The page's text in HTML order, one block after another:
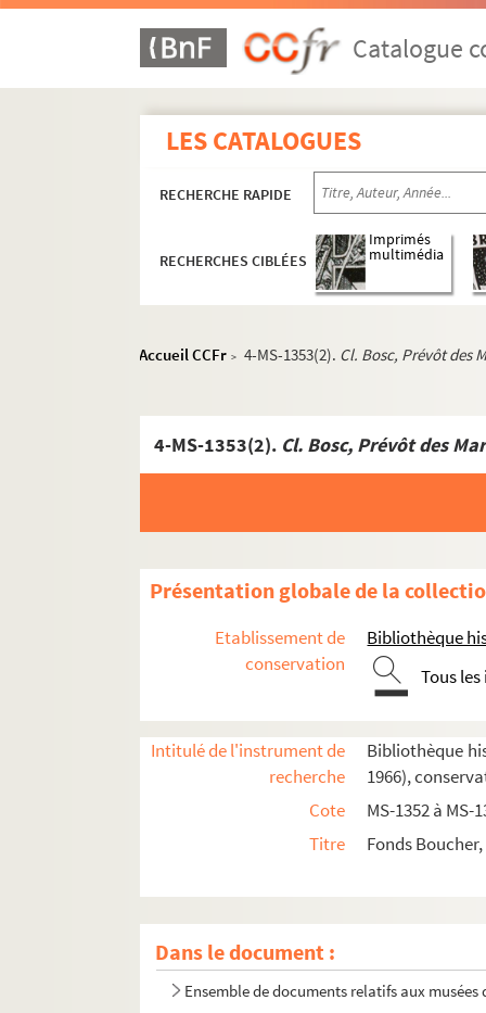
Catalogue
LES CATALOGUES
RECHERCHE RAPIDE
RECHERCHES CIBLÉES
Imprimés
multimédia
Accueil CCFr > 4-MS-1353(2). Cl. Bosc, Prévôt des
4-MS-1353(2). Cl. Bosc, Prévôt des
Présentation globale de la
Etablissement de
conservation
Bibliothèque
Tous
Intitulé de l'instrument de
recherche
Bibliothèque
1966),
Cote
MS-1352 à MS-
Titre
Fonds
Dans le document :
Ensemble de documents relatifs aux musées